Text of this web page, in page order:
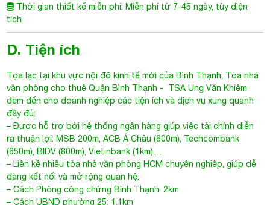
đầy đủ:
– Được hỗ trợ bởi hệ thống ngân hàng giúp việc tài chính diễn
(650m), BIDV (800m), Vietinbank (1km)…
– Liền kề nhiều tòa nhà văn phòng HCM chuyên nghiệp, giúp dễ
– Cách Phòng công chứng Bình Thạnh: 2km
– Cách UBND phường 25: 1.1km
– Chi cục thuế Bình Thạnh: 10 phút đi xe máy
– Đối diện khu du lịch Tân Cảng – ốc đảo xanh giữa lòng Sài
Gòn
E. Thông tin tòa nhà
Vừa đưa vào hoạt động quý 2/2021,